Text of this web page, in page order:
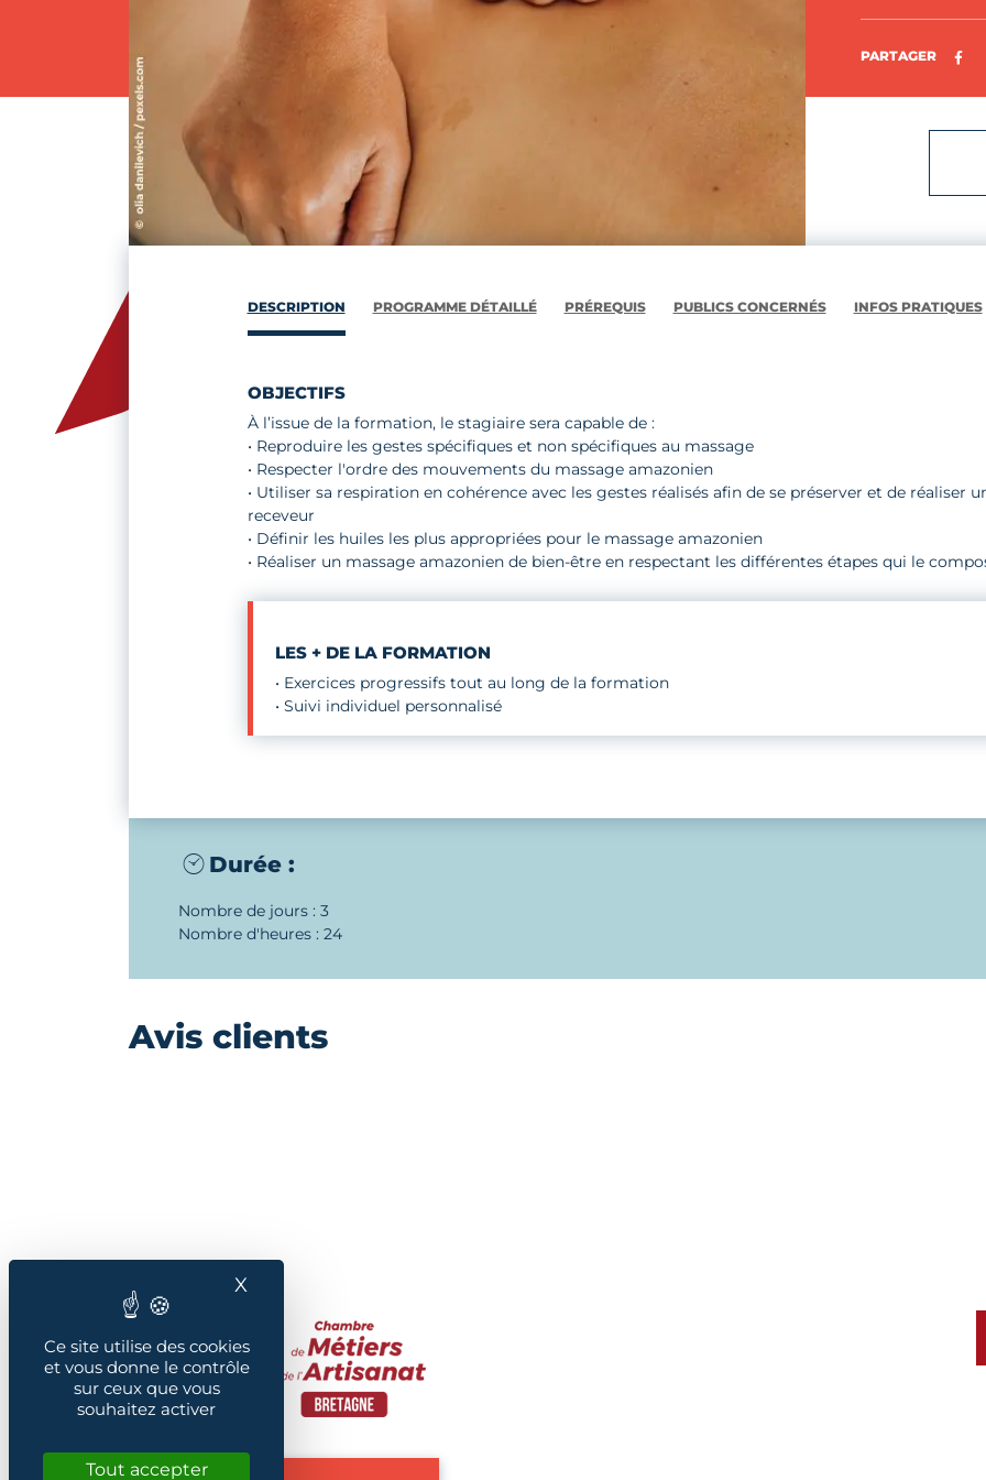
Ce site utilise des cookies
et vous donne le contrôle
sur ceux que vous
souhaitez activer
Tout accepter
X
PARTAGER
DESCRIPTION PROGRAMME DÉTAILLÉ PRÉREQUIS PUBLICS CONCERNÉS INFOS PRATIQUES
OBJECTIFS
À l’issue de la formation, le stagiaire sera capable de :
• Reproduire les gestes spécifiques et non spécifiques au massage
• Respecter l'ordre des mouvements du massage amazonien
• Utiliser sa respiration en cohérence avec les gestes réalisés afin de se préserver et de réaliser
receveur
• Définir les huiles les plus appropriées pour le massage amazonien
• Réaliser un massage amazonien de bien-être en respectant les différentes étapes qui le
LES + DE LA FORMATION
• Exercices progressifs tout au long de la formation
• Suivi individuel personnalisé
Durée :
Nombre de jours : 3
Nombre d'heures : 24
Avis clients